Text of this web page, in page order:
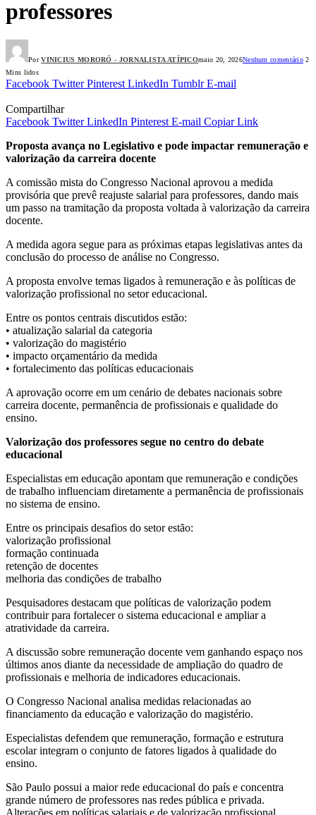
professores
Por VINICIUS MORORÓ - JORNALISTA ATÍPICOmaio 20, 2026Nenhum comentário 2
Mins lidos
Facebook Twitter Pinterest LinkedIn Tumblr E-mail
Compartilhar
Facebook Twitter LinkedIn Pinterest E-mail Copiar Link
Proposta avança no Legislativo e pode impactar remuneração e
valorização da carreira docente
A comissão mista do Congresso Nacional aprovou a medida
provisória que prevê reajuste salarial para professores, dando mais
um passo na tramitação da proposta voltada à valorização da carreira
docente.
A medida agora segue para as próximas etapas legislativas antes da
conclusão do processo de análise no Congresso.
A proposta envolve temas ligados à remuneração e às políticas de
valorização profissional no setor educacional.
Entre os pontos centrais discutidos estão:
• atualização salarial da categoria
• valorização do magistério
• impacto orçamentário da medida
• fortalecimento das políticas educacionais
A aprovação ocorre em um cenário de debates nacionais sobre
carreira docente, permanência de profissionais e qualidade do
ensino.
Valorização dos professores segue no centro do debate
educacional
Especialistas em educação apontam que remuneração e condições
de trabalho influenciam diretamente a permanência de profissionais
no sistema de ensino.
Entre os principais desafios do setor estão:
valorização profissional
formação continuada
retenção de docentes
melhoria das condições de trabalho
Pesquisadores destacam que políticas de valorização podem
contribuir para fortalecer o sistema educacional e ampliar a
atratividade da carreira.
A discussão sobre remuneração docente vem ganhando espaço nos
últimos anos diante da necessidade de ampliação do quadro de
profissionais e melhoria de indicadores educacionais.
O Congresso Nacional analisa medidas relacionadas ao
financiamento da educação e valorização do magistério.
Especialistas defendem que remuneração, formação e estrutura
escolar integram o conjunto de fatores ligados à qualidade do
ensino.
São Paulo possui a maior rede educacional do país e concentra
grande número de professores nas redes pública e privada.
Alterações em políticas salariais e de valorização profissional